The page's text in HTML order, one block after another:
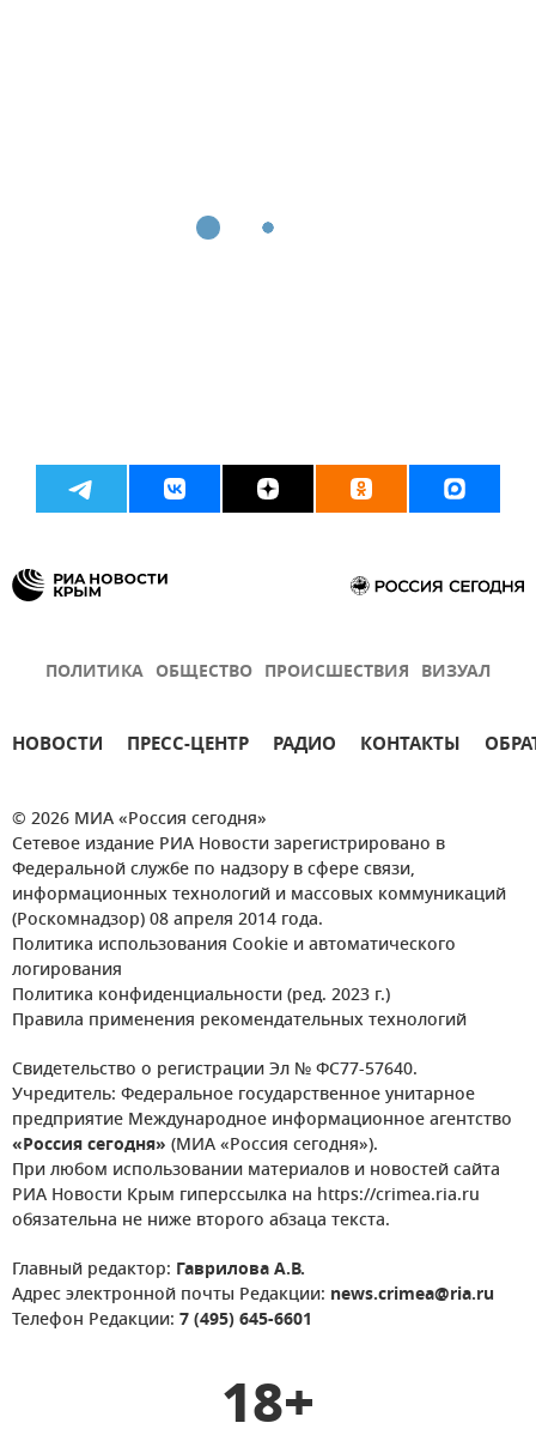
ПОЛИТИКА ОБЩЕСТВО ПРОИСШЕСТВИЯ ВИЗУАЛ
НОВОСТИ ПРЕСС-ЦЕНТР РАДИО КОНТАКТЫ
© 2026 МИА «Россия сегодня»
Сетевое издание РИА Новости зарегистрировано в
Федеральной службе по надзору в сфере связи,
информационных технологий и массовых коммуникаций
(Роскомнадзор) 08 апреля 2014 года.
Политика использования Cookie и автоматического
логирования
Политика конфиденциальности (ред. 2023 г.)
Правила применения рекомендательных технологий
Свидетельство о регистрации Эл № ФС77-57640.
Учредитель: Федеральное государственное унитарное
предприятие Международное информационное агентство
«Россия сегодня» (МИА «Россия сегодня»).
При любом использовании материалов и новостей сайта
РИА Новости Крым гиперссылка на https://crimea.ria.ru
обязательна не ниже второго абзаца текста.
Главный редактор: Гаврилова А.В.
Адрес электронной почты Редакции: news.crimea@ria.ru
Телефон Редакции: 7 (495) 645-6601
18+